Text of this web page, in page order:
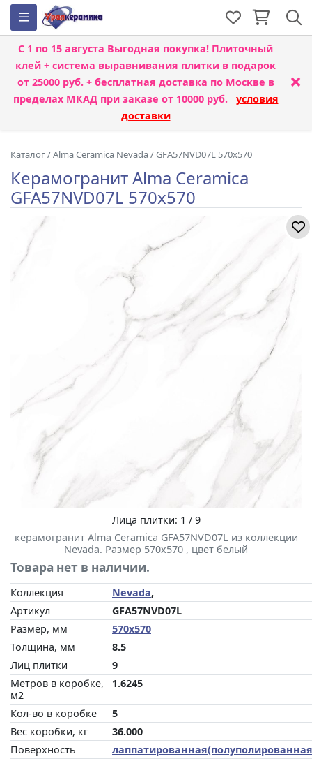
С 1 по 15 августа Выгодная покупка! Плиточный
клей + система выравнивания плитки в подарок
от 25000 руб. + бесплатная доставка по Москве в
пределах МКАД при заказе от 10000 руб. условия
доставки
×
Каталог/Alma Ceramica Nevada/GFA57NVD07L 570x570
Керамогранит Alma Ceramica
GFA57NVD07L 570x570
Лица плитки: 1 / 9
керамогранит Alma Ceramica GFA57NVD07L из коллекции
Nevada. Размер 570x570 , цвет белый
Товара нет в наличии.
Коллекция Nevada,
Артикул
GFA57NVD07L
Размер, мм
570x570
Толщина, мм
8.5
Лиц плитки
9
Метров в коробке,
м2
1.6245
Кол-во в коробке
5
Вес коробки, кг
36.000
Поверхность